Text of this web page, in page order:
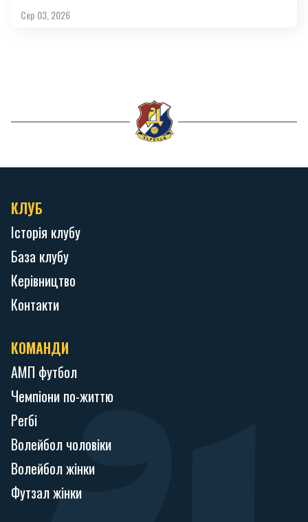
Сер 03, 2026
КЛУБ
Історія клубу
База клубу
Керівництво
Контакти
КОМАНДИ
АМП футбол
Чемпіони по-життю
Регбі
Волейбол чоловіки
Волейбол жінки
Футзал жінки